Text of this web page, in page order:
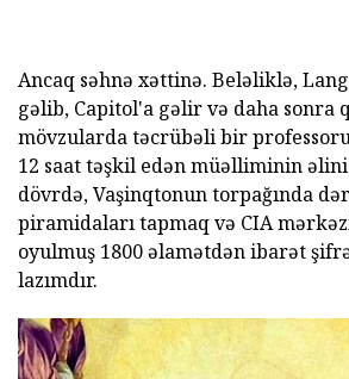
Ancaq səhnə xəttinə. Beləliklə,
gəlib, Capitol'a gəlir və daha sonra
mövzularda təcrübəli bir
12 saat təşkil edən müəlliminin əlini
dövrdə, Vaşinqtonun torpağında
piramidaları tapmaq və CIA
oyulmuş 1800 əlamətdən ibarət
lazımdır.